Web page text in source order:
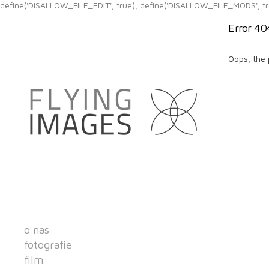
define('DISALLOW_FILE_EDIT', true); define('DISALLOW_FILE_MODS',
o nas
fotografie
film
Error
Oops, the